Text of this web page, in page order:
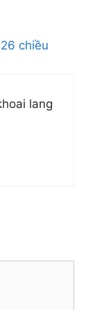
chiều
lang